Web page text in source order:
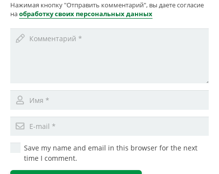
Нажимая кнопку "Отправить комментарий", вы даете согласие
наобработку своих персональных данных
Save my name and email in this browser for the next
time I comment.